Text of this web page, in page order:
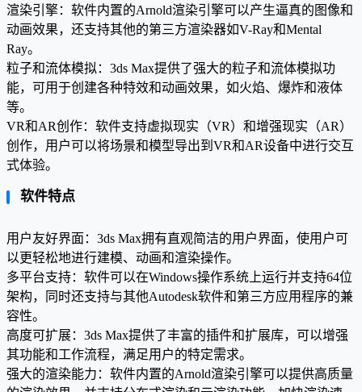
渲染引擎：软件内置的Arnold渲染引擎可以产生逼真的图像和
动画效果，还支持其他的第三方渲染器如V-Ray和Mental
Ray。
粒子和流体模拟：3ds Max提供了强大的粒子和流体模拟功
能，可用于创建各种特效和动画效果，如火焰、爆炸和液体
等。
VR和AR创作：软件支持虚拟现实（VR）和增强现实（AR）
创作，用户可以将场景和模型导出到VR和AR设备中进行交互
式体验。
软件特点
用户友好界面：3ds Max拥有直观简洁的用户界面，使用户可
以更轻松地进行建模、动画和渲染操作。
多平台支持：软件可以在Windows操作系统上运行并支持64位
架构，同时还支持与其他Autodesk软件和第三方应用程序的兼
容性。
高度可扩展：3ds Max提供了丰富的插件和扩展库，可以增强
其功能和工作流程，满足用户的特定需求。
强大的渲染能力：软件内置的Arnold渲染引擎可以提供高质量